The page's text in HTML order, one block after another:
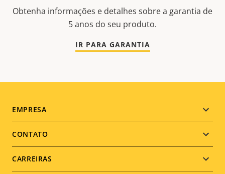
Obtenha informações e detalhes sobre a garantia de
5 anos do seu produto.
IR PARA GARANTIA
Footer
menu
EMPRESA
CONTATO
CARREIRAS